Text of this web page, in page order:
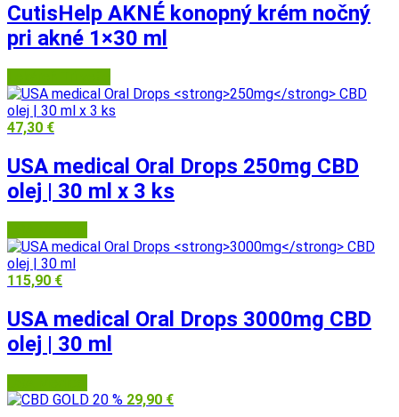
CutisHelp AKNÉ konopný krém nočný
pri akné 1×30 ml
47,30 €
USA medical Oral Drops 250mg CBD
olej | 30 ml x 3 ks
115,90 €
USA medical Oral Drops 3000mg CBD
olej | 30 ml
29,90 €